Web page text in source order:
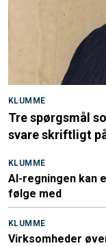
KLUMME
Tre spørgsmål
svare skriftligt
KLUMME
AI-regningen kan
følge med
KLUMME
Virksomheder